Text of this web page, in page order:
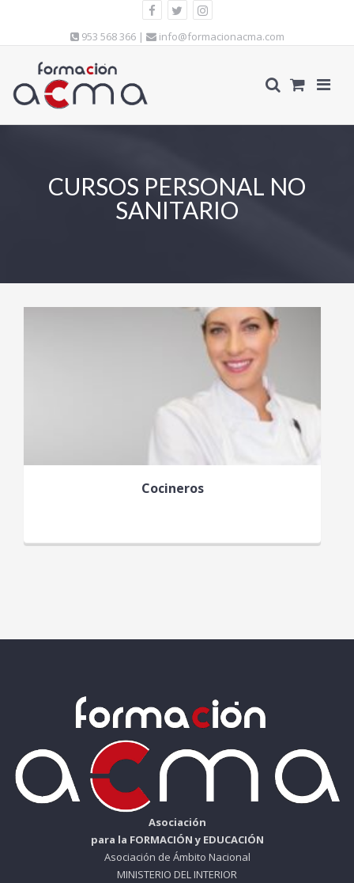
953 568 366 | info@formacionacma.com
CURSOS PERSONAL NO
SANITARIO
Cocineros
Asociación
para la FORMACIÓN y EDUCACIÓN
Asociación de Ámbito Nacional
MINISTERIO DEL INTERIOR